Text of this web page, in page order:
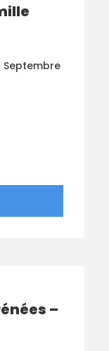
Septembre
–